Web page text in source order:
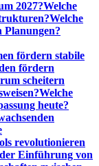
2027?Welche
Welche
Planungen?
fördern stabile
fördern
scheitern
Welche
heute?
revolutionieren
Einführung von